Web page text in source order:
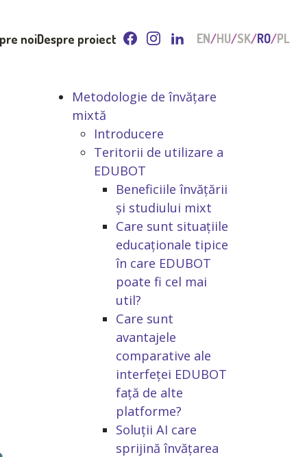
noiDespre proiect EN HU SK RO PL
Metodologie de învățare
mixtă
Introducere
Teritorii de utilizare a
EDUBOT
Beneficiile învățării
și studiului mixt
Care sunt situațiile
educaționale tipice
în care EDUBOT
poate fi cel mai
util?
Care sunt
avantajele
comparative ale
interfeței EDUBOT
față de alte
platforme?
Soluții AI care
sprijină învățarea